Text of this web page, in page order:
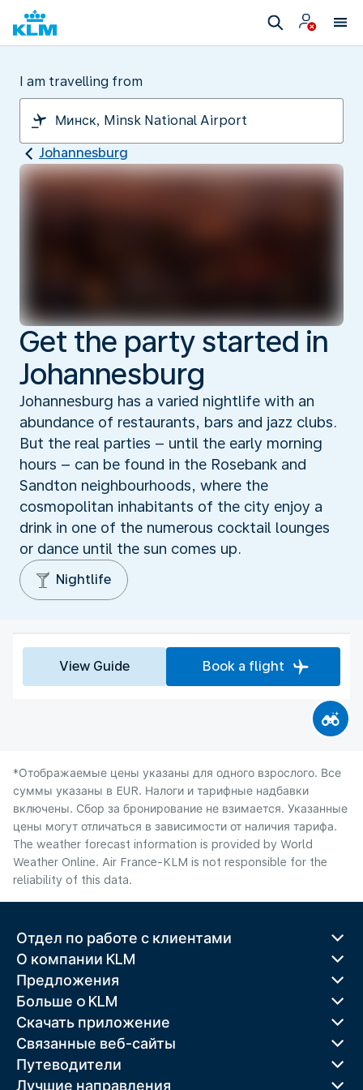
I am travelling from
Johannesburg
Get the party started in
Johannesburg
Johannesburg has a varied nightlife with an
abundance of restaurants, bars and jazz clubs.
But the real parties – until the early morning
hours – can be found in the Rosebank and
Sandton neighbourhoods, where the
cosmopolitan inhabitants of the city enjoy a
drink in one of the numerous cocktail lounges
or dance until the sun comes up.
Nightlife
View Guide Book a flight
*Отображаемые цены указаны для одного взрослого. Все
суммы указаны в EUR. Налоги и тарифные надбавки
включены. Сбор за бронирование не взимается. Указанные
цены могут отличаться в зависимости от наличия тарифа.
The weather forecast information is provided by World
Weather Online. Air France-KLM is not responsible for the
reliability of this data.
Отдел по работе с клиентами
О компании KLM
Предложения
Больше o KLM
Скачать приложение
Связанные веб-сайты
Путеводители
Лучшие направления